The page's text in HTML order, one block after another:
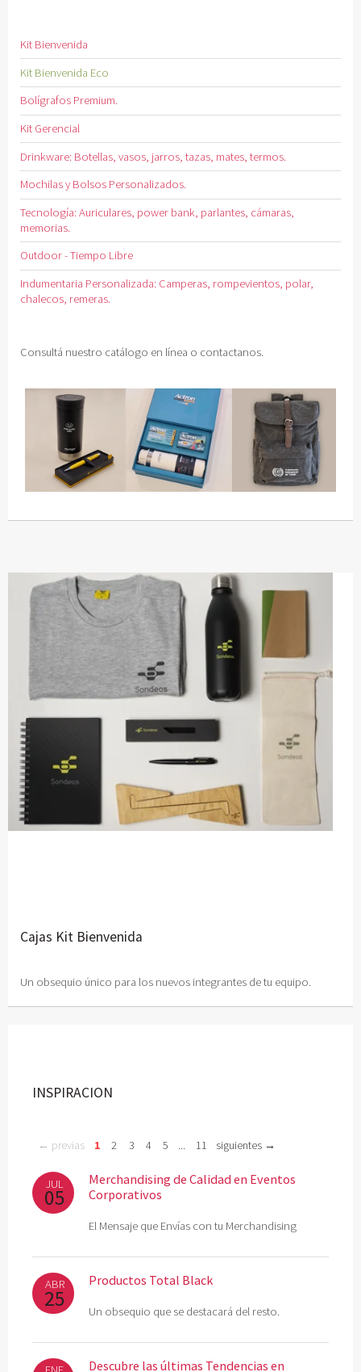
Kit Bienvenida
Kit Bienvenida Eco
Bolígrafos Premium.
Kit Gerencial
Drinkware: Botellas, vasos, jarros, tazas, mates, termos.
Mochilas y Bolsos Personalizados.
Tecnología: Auriculares, power bank, parlantes, cámaras,
memorias.
Outdoor - Tiempo Libre
Indumentaria Personalizada: Camperas, rompevientos, polar,
chalecos, remeras.
Consultá nuestro catálogo en línea o contactanos.
Cajas Kit Bienvenida
Un obsequio único para los nuevos integrantes de tu equipo.
INSPIRACION
← previas 1 2 3 4 5 ... 11 siguientes →
JUL
05
Merchandising de Calidad en Eventos
Corporativos
El Mensaje que Envías con tu Merchandising
ABR
25
Productos Total Black
Un obsequio que se destacará del resto.
Descubre las últimas Tendencias en